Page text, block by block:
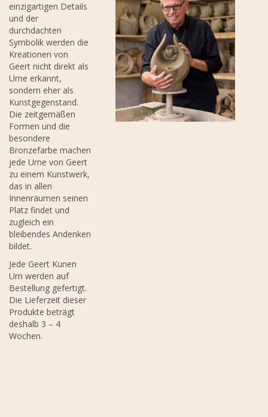
einzigartigen Details
und der
durchdachten
Symbolik werden die
Kreationen von
Geert nicht direkt als
Urne erkannt,
sondern eher als
Kunstgegenstand.
Die zeitgemäßen
Formen und die
besondere
Bronzefarbe machen
jede Urne von Geert
zu einem Kunstwerk,
das in allen
Innenräumen seinen
Platz findet und
zugleich ein
bleibendes Andenken
bildet.
Jede Geert Kunen
Urn werden auf
Bestellung gefertigt.
Die Lieferzeit dieser
Produkte beträgt
deshalb 3 – 4
Wochen.